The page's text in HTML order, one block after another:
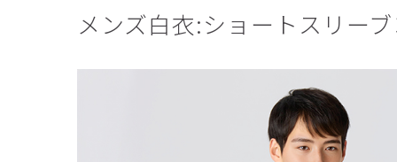
メンズ白衣:ショートスリー